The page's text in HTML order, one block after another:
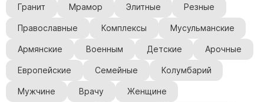
Гранит Мрамор Элитные Резные
Православные Комплексы Мусульманские
Армянские Военным Детские Арочные
Европейские Семейные Колумбарий
Мужчине Врачу Женщине